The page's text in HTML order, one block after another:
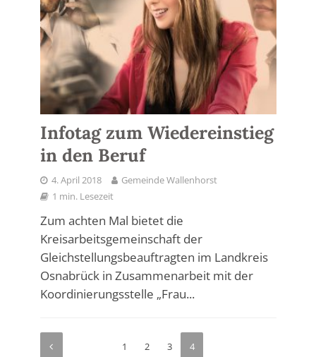
Infotag zum Wiedereinstieg
in den Beruf
4. April 2018
Gemeinde Wallenhorst
1 min. Lesezeit
Zum achten Mal bietet die
Kreisarbeitsgemeinschaft der
Gleichstellungsbeauftragten im Landkreis
Osnabrück in Zusammenarbeit mit der
Koordinierungsstelle „Frau...
1 2 3 4